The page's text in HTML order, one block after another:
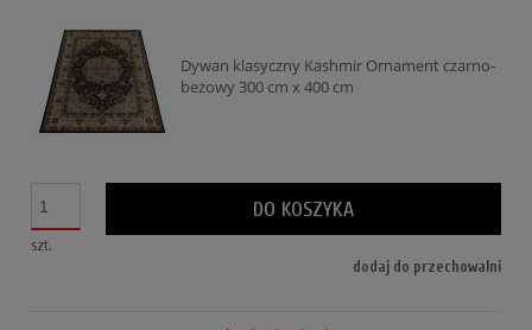
Dywan klasyczny Kashmir Ornament czarno-
beżowy 300 cm x 400 cm
szt.
DO KOSZYKA
dodaj do przechowalni